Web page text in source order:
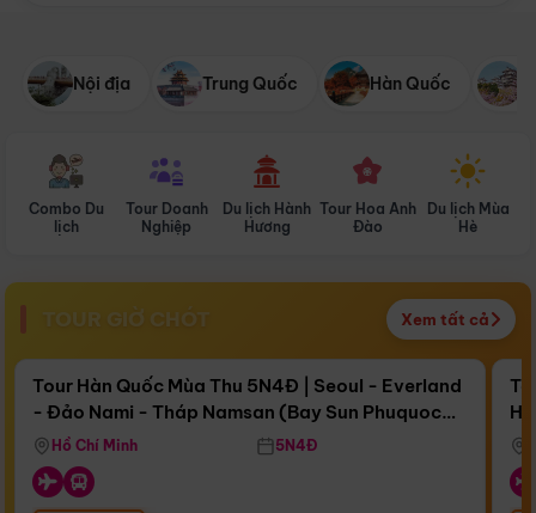
Nội địa Trung Quốc Hàn Quốc
Combo Du
lịch
Tour Doanh
Nghiệp
Du lịch Hành
Hương
Tour Hoa Anh
Đào
Du lịch Mùa
Hè
TOUR GIỜ CHÓT Xem tất cả
Còn15 ngày 08:10:32
Bay Sun Phuquoc Airways
Điểm nổi bật
Tour Hàn Quốc Mùa Thu 5N4Đ | Seoul - Everland
- Đảo Nami - Tháp Namsan (Bay Sun Phuquoc
Airways)
Hồ Chí Minh 5N4Đ